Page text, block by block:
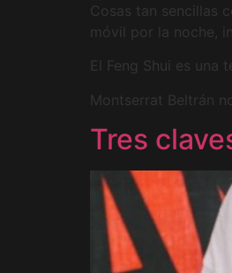
Cosas tan sencillas
móvil por la noche,
El Feng Shui es una
Montserrat Beltrán
Tres